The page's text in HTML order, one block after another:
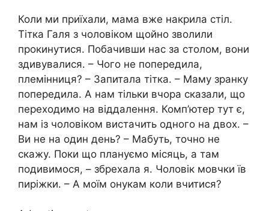
Коли ми приїхали, мама вже накрила стіл.
Тітка Галя з чоловіком щойно зволили
прокинутися. Побачивши нас за столом, вони
здивувалися. – Чого не попередила,
племінниця? – Запитала тітка. – Маму зранку
попередила. А нам тільки вчора сказали, що
переходимо на віддалення. Комп’ютер тут є,
нам із чоловіком вистачить одного на двох. –
Ви не на один день? – Мабуть, точно не
скажу. Поки що плануємо місяць, а там
подивимося, – збрехала я. Чоловік мовчки їв
пиріжки. – А моїм онукам коли вчитися?